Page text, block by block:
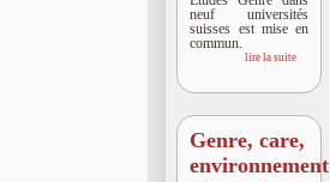
neuf universités
suisses est mise en
commun.
lire la suite
Genre, care,
environnement